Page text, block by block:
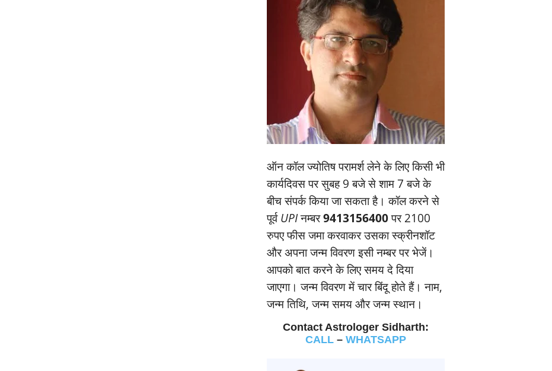
ऑन कॉल ज्‍योतिष परामर्श लेने के लिए किसी भी
कार्यदिवस पर सुबह 9 बजे से शाम 7 बजे के
बीच संपर्क किया जा सकता है। कॉल करने से
पूर्वUPIनम्‍बर9413156400पर 2100
रुपए फीस जमा करवाकर उसका स्‍क्रीनशॉट
और अपना जन्‍म विवरण इसी नम्‍बर पर भेजें।
आपको बात करने के लिए समय दे दिया
जाएगा। जन्‍म विवरण में चार बिंदू होते हैं। नाम,
जन्‍म तिथि, जन्‍म समय और जन्‍म स्‍थान।
Contact Astrologer Sidharth:
CALL– WHATSAPP